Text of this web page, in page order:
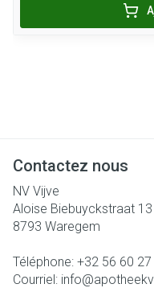
Contactez nous
NV Vijve
Aloise Biebuyckstraat 13
8793 Waregem
Téléphone: +32 56 60 27
Courriel: info@